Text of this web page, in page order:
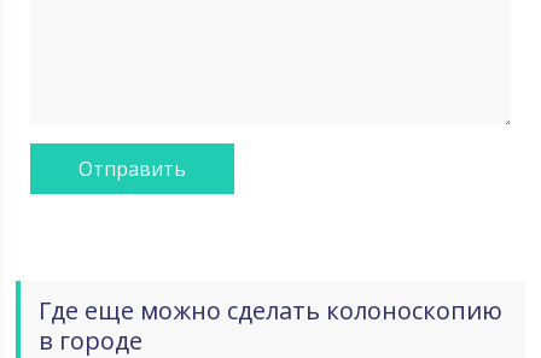
Где еще можно сделать колоноскопию
в городе